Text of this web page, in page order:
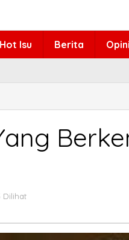
Hot Isu Berita Opini
Dilihat